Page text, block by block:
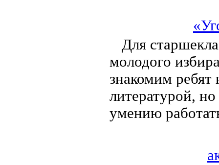
Для
молодого
знакомим ребят
литературой,
умению